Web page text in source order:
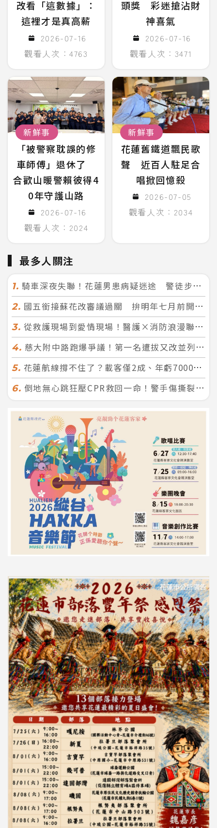
改看「這數據」：
這裡才是真高薪
2026-07-16
觀看人次：4763
頭獎 彩迷搶沾財
神喜氣
2026-07-16
觀看人次：3471
新鮮事
「被警察耽誤的修
車師傅」退休了
合歡山暖警賴彼得4
0年守護山路
2026-07-16
觀看人次：2024
新鮮事
花蓮舊鐵道飄民歌
聲 近百人駐足合
唱掀回憶殺
2026-07-05
觀看人次：2034
最多人關注
1. 騎車深夜失聯！花蓮男患病疑迷途 警徒步百米急尋救回一命
2. 國五銜接蘇花改審議過關 拚明年七月前開工！台北花蓮2小時生活圈成形
3. 從救護現場到愛情現場！醫護×消防浪漫聯誼 32人配對成功5對
4. 慈大附中路跑爆爭議！第一名遭拔又改並列 家長怒：難以接受
5. 花蓮航線撐不住了？載客僅2成、年虧7000萬 華信喊：真的快飛不下去
6. 倒地無心跳狂壓CPR救回一命！警手傷撕裂仍不放手 竟救到藝人何篤霖哥哥